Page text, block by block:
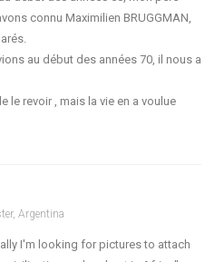
connu Maximilien BRUGGMAN,
au début des années 70, il nous a
le revoir , mais la vie en a voulue
Argentina
I'm looking for pictures to attach